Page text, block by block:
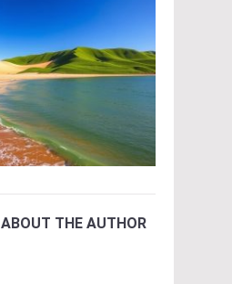
ABOUT THE AUTHOR